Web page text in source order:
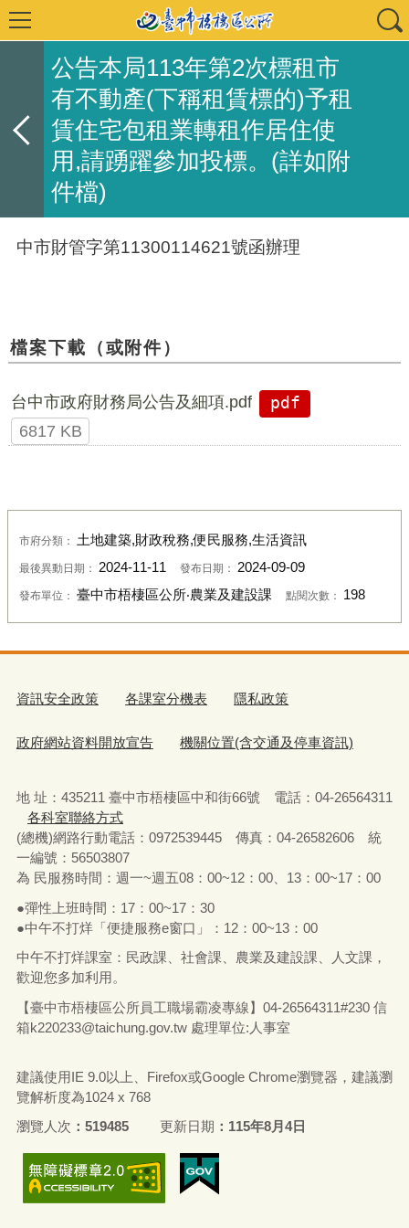
公告本局113年第2次標租市
有不動產(下稱租賃標的)予租
賃住宅包租業轉租作居住使
用,請踴躍參加投標。(詳如附
件檔)
中市財管字第11300114621號函辦理
檔案下載（或附件）
台中市政府財務局公告及細項.pdf
pdf
6817 KB
市府分類： 土地建築,財政稅務,便民服務,生活資訊
最後異動日期： 2024-11-11 發布日期： 2024-09-09
發布單位： 臺中市梧棲區公所‧農業及建設課 點閱次數： 198
資訊安全政策 各課室分機表 隱私政策
政府網站資料開放宣告 機關位置(含交通及停車資訊)
地 址：435211 臺中市梧棲區中和街66號 電話：04-26564311
各科室聯絡方式
(總機)網路行動電話：0972539445 傳真：04-26582606 統
一編號：56503807
為 民服務時間：週一~週五08：00~12：00、13：00~17：00
●彈性上班時間：17：00~17：30
●中午不打烊「便捷服務e窗口」：12：00~13：00
中午不打烊課室：民政課、社會課、農業及建設課、人文課，
歡迎您多加利用。
【臺中市梧棲區公所員工職場霸凌專線】04-26564311#230 信
箱k220233@taichung.gov.tw處理單位:人事室
建議使用IE 9.0以上、Firefox或Google Chrome瀏覽器，建議瀏
覽解析度為1024 x 768
瀏覽人次
519485 更新日期 115年8月4日